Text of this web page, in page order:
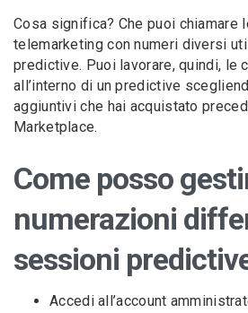
Cosa significa? Che puoi chiamare
telemarketing con numeri diversi
predictive. Puoi lavorare, quindi, le
all’interno di un predictive
aggiuntivi che hai acquistato
Marketplace.
Come posso
numerazioni
sessioni
Accedi all’account